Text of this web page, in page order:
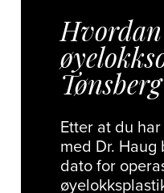
Tønsberg
Etter at du
med Dr.
dato for